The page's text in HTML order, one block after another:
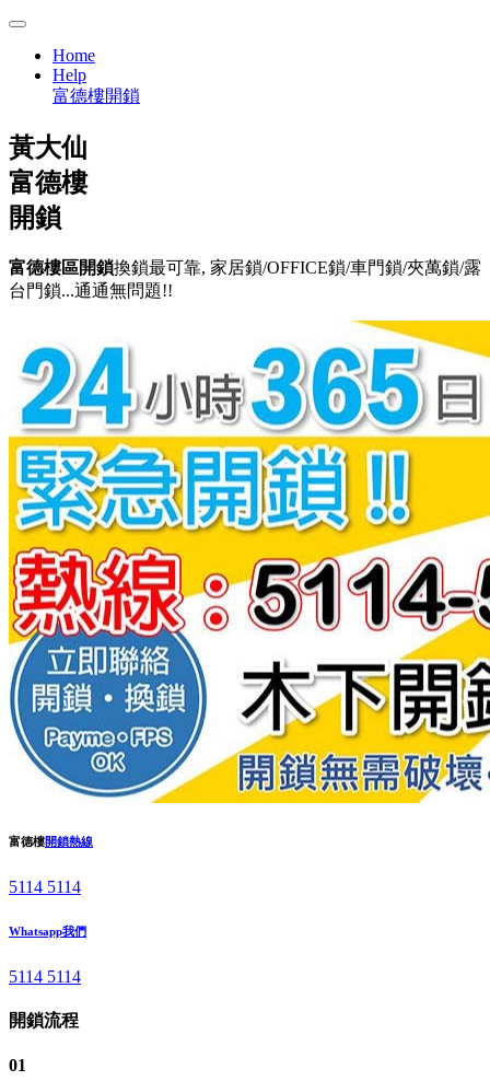
Home
Help
富德樓開鎖
黃大仙
富德樓
開鎖
富德樓區開鎖換鎖最可靠, 家居鎖/OFFICE鎖/車門鎖/夾萬鎖/露
台門鎖...通通無問題!!
富德樓開鎖熱線
5114 5114
Whatsapp我們
5114 5114
開鎖流程
01